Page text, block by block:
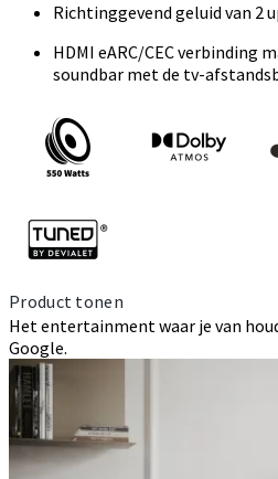
Richtinggevend geluid van 2
HDMI eARC/CEC verbinding
soundbar met de tv-
Product tonen
Het entertainment waar je van
Google.